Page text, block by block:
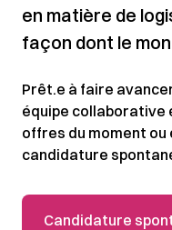
en matière de
façon dont le
Prêt.e à faire
équipe collaborative
offres du moment
candidature
Candidature